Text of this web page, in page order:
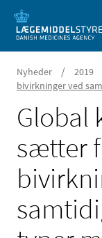
Nyheder / 2019
bivirkninger ved
Global
sætter